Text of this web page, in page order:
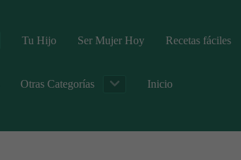
Tu Hijo Ser Mujer Hoy Recetas fáciles
Otras Categorías Inicio